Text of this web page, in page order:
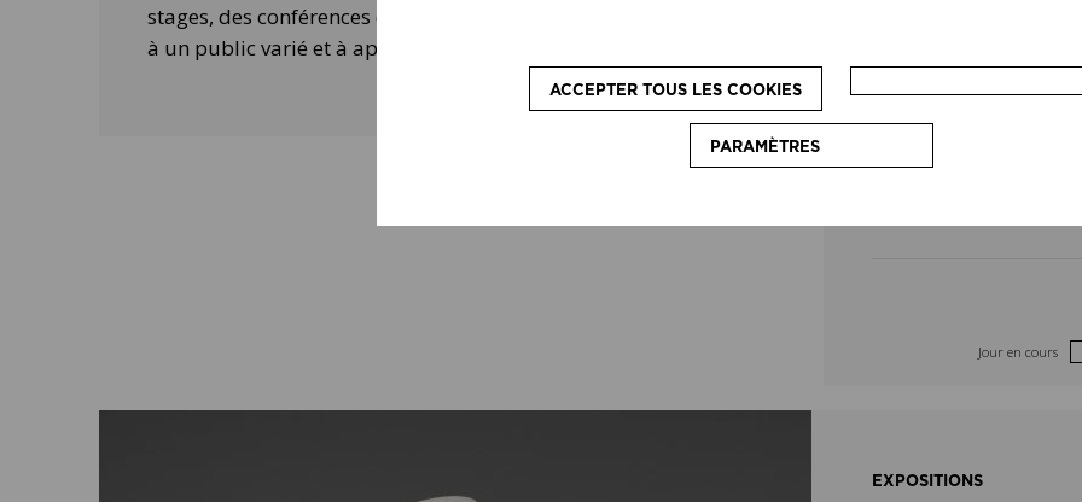
stages, des conférences ou des ateliers pédagogiques, destinés
à un public varié et à approfondir la vision du couturier.
18
Jour en cours
EXPOSITIONS
ACCEPTER TOUS LES COOKIES
PARAMÈTRES